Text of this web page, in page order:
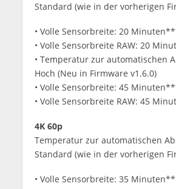
Standard (wie in der vorherigen
• Volle Sensorbreite: 20
• Volle Sensorbreite RAW: 20
• Temperatur zur automatischen
Hoch (Neu in Firmware v1.6.0)
• Volle Sensorbreite: 45
• Volle Sensorbreite RAW: 45
4K 60p
Temperatur zur automatischen
Standard (wie in der vorherigen
• Volle Sensorbreite: 35